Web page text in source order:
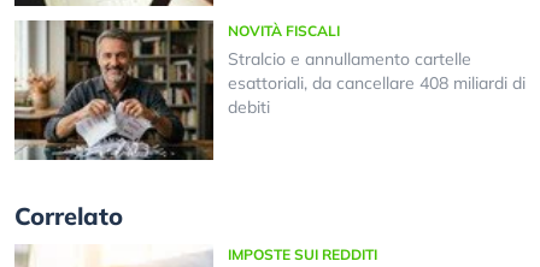
NOVITÀ FISCALI
Stralcio e annullamento cartelle
esattoriali, da cancellare 408 miliardi di
debiti
Correlato
IMPOSTE SUI REDDITI